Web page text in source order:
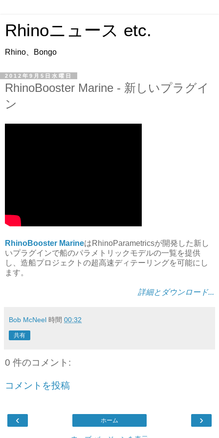
Rhinoニュース etc.
Rhino、Bongo
2012年9月5日水曜日
RhinoBooster Marine - 新しいプラグイ
ン
RhinoBooster MarineはRhinoParametricsが開発した新し
いプラグインで船のパラメトリックモデルの一覧を提供
し、造船プロジェクトの超高速ディテーリングを可能にし
ます。
詳細とダウンロード...
Bob McNeel 時間 00:32
共有
0 件のコメント:
コメントを投稿
‹ ›
ホーム